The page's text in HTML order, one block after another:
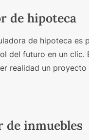
de hipoteca
de hipoteca es
del futuro en un clic.
realidad un proyecto
de inmuebles